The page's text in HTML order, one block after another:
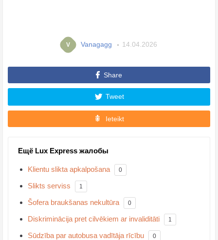
V Vanagagg 14.04.2026
Share
Tweet
Ieteikt
Ещё Lux Express жалобы
Klientu slikta apkalpošana 0
Slikts serviss 1
Šofera braukšanas nekultūra 0
Diskriminācija pret cilvēkiem ar invaliditāti 1
Sūdzība par autobusa vadītāja rīcību 0